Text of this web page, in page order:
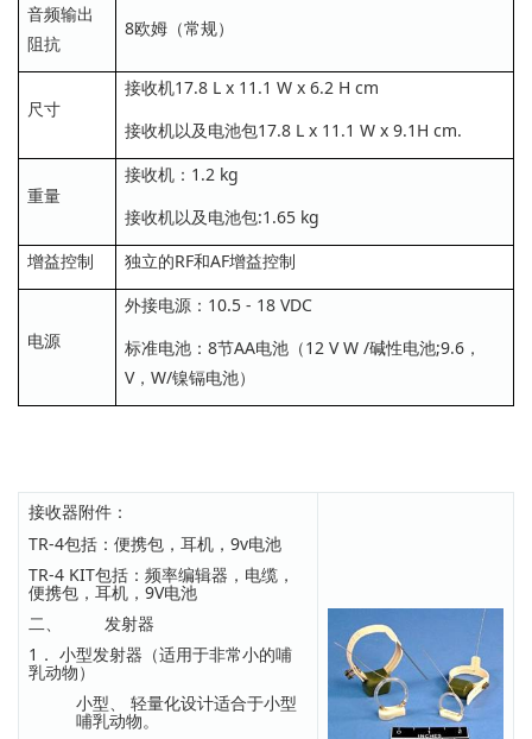
音频输出
阻抗
8欧姆（常规）
尺寸
接收机17.8 L x 11.1 W x 6.2 H cm
接收机以及电池包17.8 L x 11.1 W x 9.1H cm.
重量
接收机：1.2 kg
接收机以及电池包:1.65 kg
增益控制
独立的RF和AF增益控制
电源
外接电源：10.5 - 18 VDC
标准电池：8节AA电池（12 V W /碱性电池;9.6，
V，W/镍镉电池）
接收器附件：
TR-4包括：便携包，耳机，9v电池
TR-4 KIT包括：频率编辑器，电缆，
便携包，耳机，9V电池
二、 发射器
1． 小型发射器（适用于非常小的哺
乳动物）
小型、 轻量化设计适合于小型
哺乳动物。